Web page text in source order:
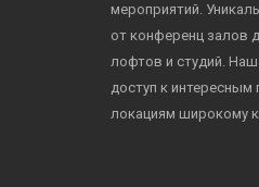
мероприятий.
от конференц залов
лофтов и студий.
доступ к интересным
локациям широкому